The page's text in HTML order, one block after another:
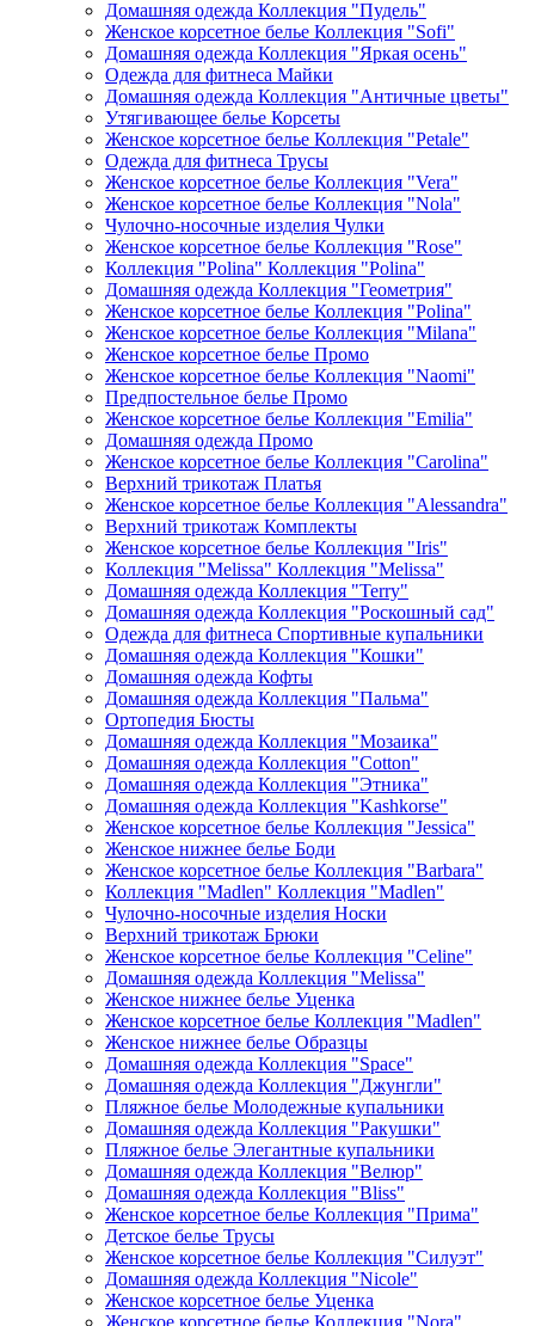
Домашняя одежда Коллекция "Пудель"
Женское корсетное белье Коллекция "Sofi"
Домашняя одежда Коллекция "Яркая осень"
Одежда для фитнеса Майки
Домашняя одежда Коллекция "Античные цветы"
Утягивающее белье Корсеты
Женское корсетное белье Коллекция "Petale"
Одежда для фитнеса Трусы
Женское корсетное белье Коллекция "Vera"
Женское корсетное белье Коллекция "Nola"
Чулочно-носочные изделия Чулки
Женское корсетное белье Коллекция "Rose"
Коллекция "Polina" Коллекция "Polina"
Домашняя одежда Коллекция "Геометрия"
Женское корсетное белье Коллекция "Polina"
Женское корсетное белье Коллекция "Milana"
Женское корсетное белье Промо
Женское корсетное белье Коллекция "Naomi"
Предпостельное белье Промо
Женское корсетное белье Коллекция "Emilia"
Домашняя одежда Промо
Женское корсетное белье Коллекция "Carolina"
Верхний трикотаж Платья
Женское корсетное белье Коллекция "Alessandra"
Верхний трикотаж Комплекты
Женское корсетное белье Коллекция "Iris"
Коллекция "Melissa" Коллекция "Melissa"
Домашняя одежда Коллекция "Terry"
Домашняя одежда Коллекция "Роскошный сад"
Одежда для фитнеса Спортивные купальники
Домашняя одежда Коллекция "Кошки"
Домашняя одежда Кофты
Домашняя одежда Коллекция "Пальма"
Ортопедия Бюсты
Домашняя одежда Коллекция "Мозаика"
Домашняя одежда Коллекция "Cotton"
Домашняя одежда Коллекция "Этника"
Домашняя одежда Коллекция "Kashkorse"
Женское корсетное белье Коллекция "Jessica"
Женское нижнее белье Боди
Женское корсетное белье Коллекция "Barbara"
Коллекция "Madlen" Коллекция "Madlen"
Чулочно-носочные изделия Носки
Верхний трикотаж Брюки
Женское корсетное белье Коллекция "Celine"
Домашняя одежда Коллекция "Melissa"
Женское нижнее белье Уценка
Женское корсетное белье Коллекция "Madlen"
Женское нижнее белье Образцы
Домашняя одежда Коллекция "Space"
Домашняя одежда Коллекция "Джунгли"
Пляжное белье Молодежные купальники
Домашняя одежда Коллекция "Ракушки"
Пляжное белье Элегантные купальники
Домашняя одежда Коллекция "Велюр"
Домашняя одежда Коллекция "Bliss"
Женское корсетное белье Коллекция "Прима"
Детское белье Трусы
Женское корсетное белье Коллекция "Силуэт"
Домашняя одежда Коллекция "Nicole"
Женское корсетное белье Уценка
Женское корсетное белье Коллекция "Nora"